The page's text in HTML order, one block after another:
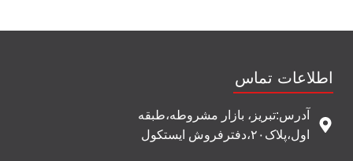
اطلاعات تماس
آدرس:تبریز، بازار مشروطه،طبقه
اول،پلاک۲۰،دفترفروش ایستکول